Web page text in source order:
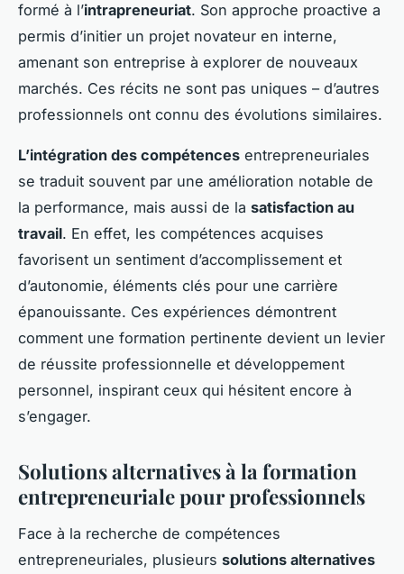
formé à l’intrapreneuriat. Son approche proactive a
permis d’initier un projet novateur en interne,
amenant son entreprise à explorer de nouveaux
marchés. Ces récits ne sont pas uniques – d’autres
professionnels ont connu des évolutions similaires.
L’intégration des compétences entrepreneuriales
se traduit souvent par une amélioration notable de
la performance, mais aussi de la satisfaction au
travail. En effet, les compétences acquises
favorisent un sentiment d’accomplissement et
d’autonomie, éléments clés pour une carrière
épanouissante. Ces expériences démontrent
comment une formation pertinente devient un levier
de réussite professionnelle et développement
personnel, inspirant ceux qui hésitent encore à
s’engager.
Solutions alternatives à la formation
entrepreneuriale pour professionnels
Face à la recherche de compétences
entrepreneuriales, plusieurs solutions alternatives